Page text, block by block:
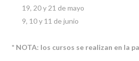
19, 20 y 21 de mayo
9, 10 y 11 de junio
* NOTA: los cursos se realizan en la